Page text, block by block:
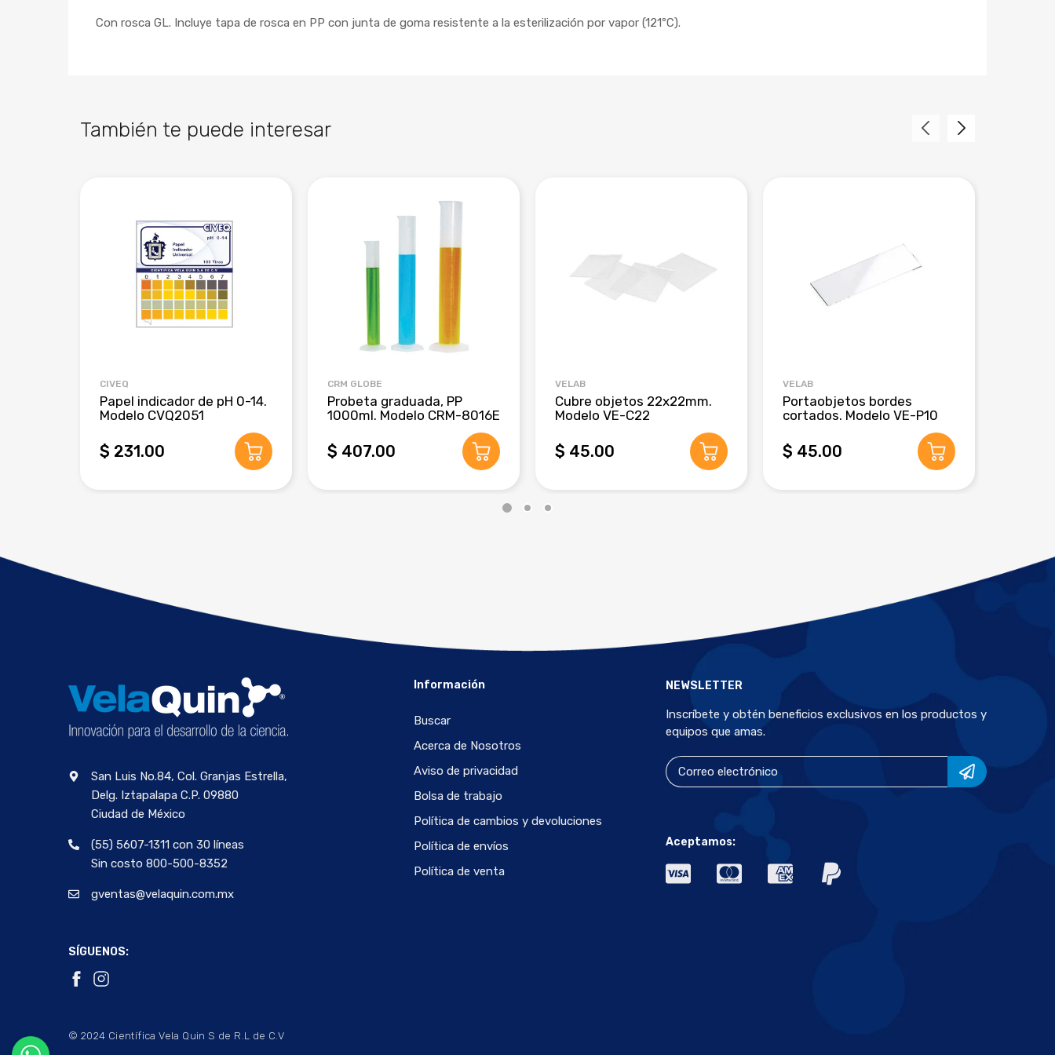
Con rosca GL. Incluye tapa de rosca en PP con junta de goma resistente a la esterilización por vapor (121ºC).
También te puede interesar
CIVEQ
Papel indicador de pH 0-14.
Modelo CVQ2051
$ 231.00
CRM GLOBE
Probeta graduada, PP
1000ml. Modelo CRM-8016E
$ 407.00
VELAB
Cubre objetos 22x22mm.
Modelo VE-C22
$ 45.00
VELAB
Portaobjetos bordes
cortados. Modelo VE-P10
$ 45.00
San Luis No.84, Col. Granjas Estrella,
Delg. Iztapalapa C.P. 09880
Ciudad de México
(55) 5607-1311 con 30 líneas
Sin costo 800-500-8352
gventas@velaquin.com.mx
SÍGUENOS:
Información
Buscar
Acerca de Nosotros
Aviso de privacidad
Bolsa de trabajo
Política de cambios y devoluciones
Política de envíos
Política de venta
NEWSLETTER
Inscríbete y obtén beneficios exclusivos en los productos y
equipos que amas.
Aceptamos:
© 2024 Científica Vela Quin S de R.L de C.V